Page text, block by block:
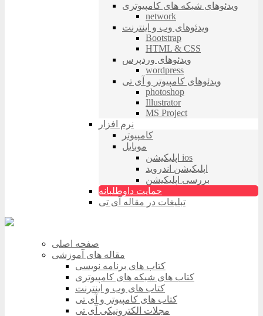
ویدئوهای شبکه های کامپیوتری
network
ویدئوهای وب و اینترنت
Bootstrap
HTML & CSS
ویدئوهای وردپرس
wordpress
ویدئوهای کامپیوتر و آی تی
photoshop
Illustrator
MS Project
نرم افزار
کامپیوتر
موبایل
اپلیکیشن ios
اپلیکیشن اندروید
بررسی اپلیکیشن
حمایت داوطلبانه
تبلیغات در مقاله آی تی
صفحه اصلی
مقاله های آموزشی
کتاب های برنامه نویسی
کتاب های شبکه های کامپیوتری
کتاب های وب و اینترنت
کتاب های کامپیوتر و آی تی
مجلات الکترونیکی آی تی